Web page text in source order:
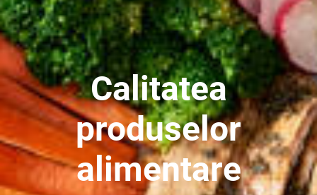
Calitatea
produselor
alimentare